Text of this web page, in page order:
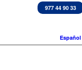
977 44 90 33
Español